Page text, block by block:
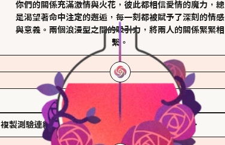
你們的關係充滿激情與火花，彼此都相信愛情的魔力，總
是渴望著命中注定的邂逅，每一刻都被賦予了深刻的情感
與意義。兩個浪漫型之間的吸引力，將兩人的關係緊緊相
繫。
複製測驗連結 查看香氛類型全解析 >>>